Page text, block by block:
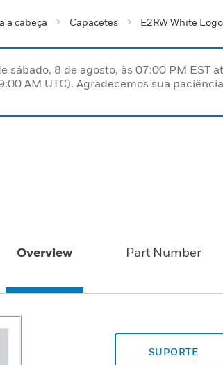
a cabeça Capacetes E2RW White
8 de agosto, às 07:00 PM EST
AM UTC). Agradecemos sua
Overview Part Number
SUPORTE